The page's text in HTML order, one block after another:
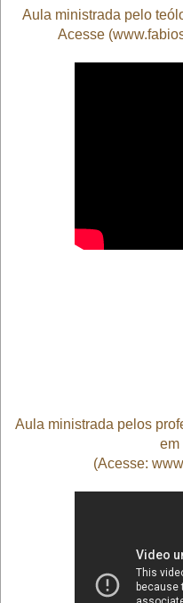
Aula ministrada pelo
Acesse
Aula ministrada pelos
em
(Acesse: